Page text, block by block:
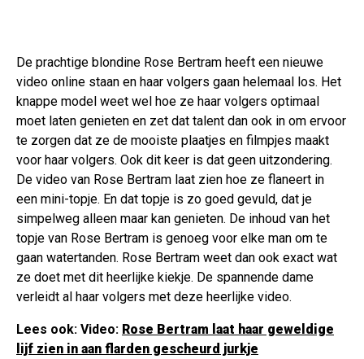
De prachtige blondine Rose Bertram heeft een nieuwe
video online staan en haar volgers gaan helemaal los. Het
knappe model weet wel hoe ze haar volgers optimaal
moet laten genieten en zet dat talent dan ook in om ervoor
te zorgen dat ze de mooiste plaatjes en filmpjes maakt
voor haar volgers. Ook dit keer is dat geen uitzondering.
De video van Rose Bertram laat zien hoe ze flaneert in
een mini-topje. En dat topje is zo goed gevuld, dat je
simpelweg alleen maar kan genieten. De inhoud van het
topje van Rose Bertram is genoeg voor elke man om te
gaan watertanden. Rose Bertram weet dan ook exact wat
ze doet met dit heerlijke kiekje. De spannende dame
verleidt al haar volgers met deze heerlijke video.
Lees ook: Video: Rose Bertram laat haar geweldige
lijf zien in aan flarden gescheurd jurkje